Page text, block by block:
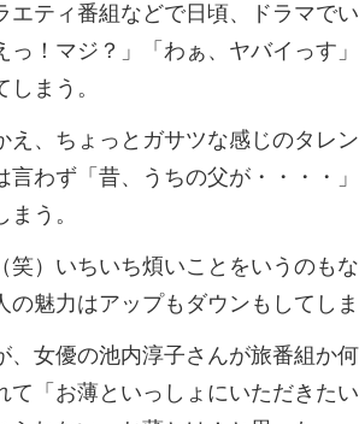
エティ番組などで日頃、ドラマで
っ！マジ？」「わぁ、ヤバイっす
しまう。
え、ちょっとガサツな感じのタレ
言わず「昔、うちの父が・・・・
う。
笑）いちいち煩いことをいうのも
の魅力はアップもダウンもしてし
、女優の池内淳子さんが旅番組か
て「お薄といっしょにいただきた